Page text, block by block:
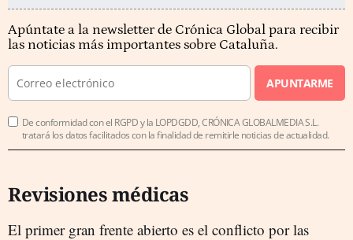
Apúntate a la newsletter de Crónica Global para recibir
las noticias más importantes sobre Cataluña.
APUNTARME
De conformidad con el RGPD y la LOPDGDD, CRÓNICA GLOBALMEDIA S.L.
tratará los datos facilitados con la finalidad de remitirle noticias de actualidad.
Revisiones médicas
El primer gran frente abierto es el conflicto por las